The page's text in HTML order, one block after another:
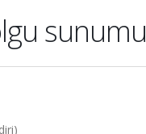
sunumu